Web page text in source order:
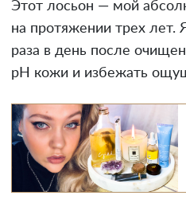
Этот лосьон — мой
на протяжении трех
раза в день после
pH кожи и избежать